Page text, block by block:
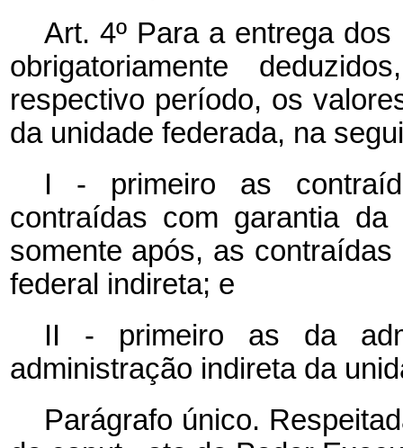
Art. 4º Para a entrega
obrigatoriamente
respectivo período, os
da unidade federada, na
I - primeiro as
contraídas com garantia
somente após, as
federal indireta; e
II - primeiro as da
administração indireta da
Parágrafo único.